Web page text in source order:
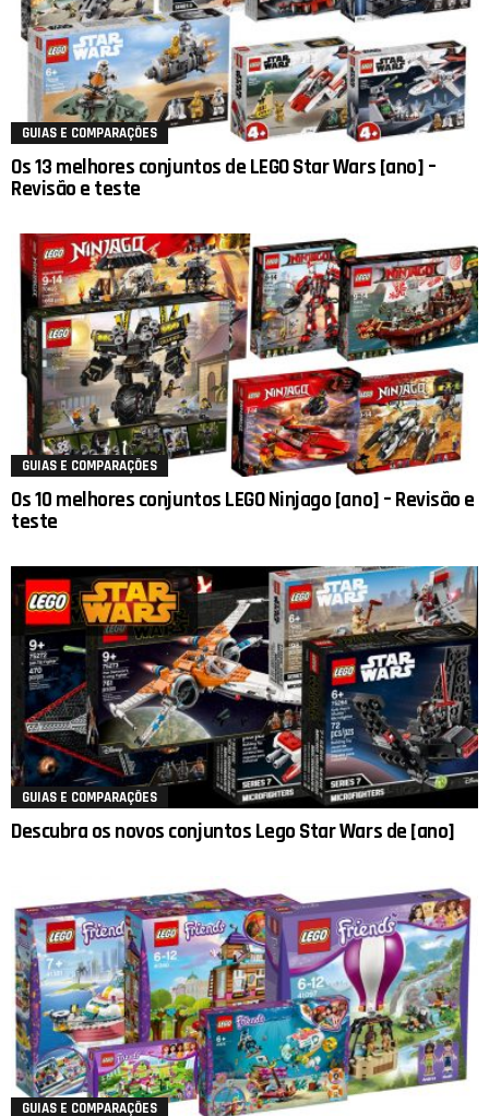
GUIAS E COMPARAÇÕES
Os 13 melhores conjuntos de LEGO Star Wars [ano] –
Revisão e teste
GUIAS E COMPARAÇÕES
Os 10 melhores conjuntos LEGO Ninjago [ano] – Revisão e
teste
GUIAS E COMPARAÇÕES
Descubra os novos conjuntos Lego Star Wars de [ano]
GUIAS E COMPARAÇÕES